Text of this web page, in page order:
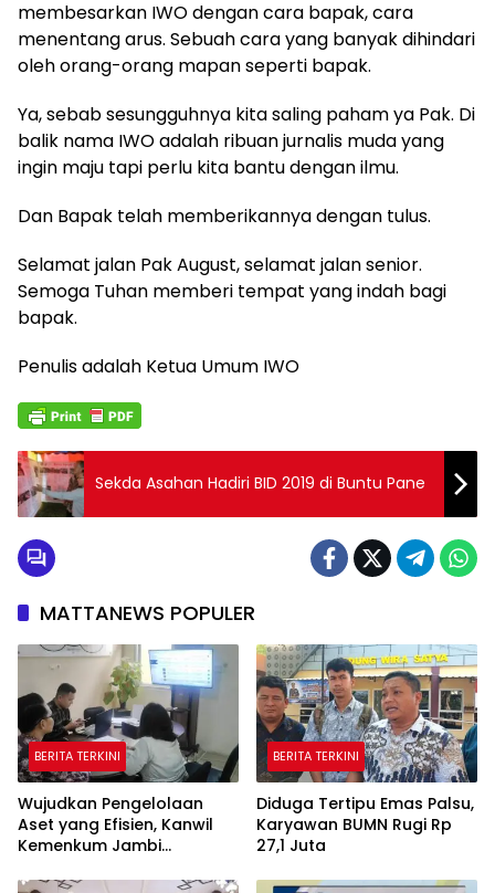
membesarkan IWO dengan cara bapak, cara
menentang arus. Sebuah cara yang banyak dihindari
oleh orang-orang mapan seperti bapak.
Ya, sebab sesungguhnya kita saling paham ya Pak. Di
balik nama IWO adalah ribuan jurnalis muda yang
ingin maju tapi perlu kita bantu dengan ilmu.
Dan Bapak telah memberikannya dengan tulus.
Selamat jalan Pak August, selamat jalan senior.
Semoga Tuhan memberi tempat yang indah bagi
bapak.
Penulis adalah Ketua Umum IWO
Sekda Asahan Hadiri BID 2019 di Buntu Pane
MATTANEWS POPULER
BERITA TERKINI
Wujudkan Pengelolaan
Aset yang Efisien, Kanwil
Kemenkum Jambi
Secara Transparan
BERITA TERKINI
Diduga Tertipu Emas Palsu,
Karyawan BUMN Rugi Rp
27,1 Juta